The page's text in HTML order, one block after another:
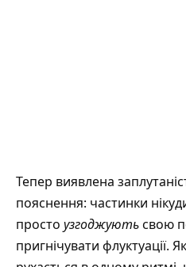
Тепер виявлена
пояснення: частинки
просто узгоджуютьсвою
пригнічувати флуктуації.